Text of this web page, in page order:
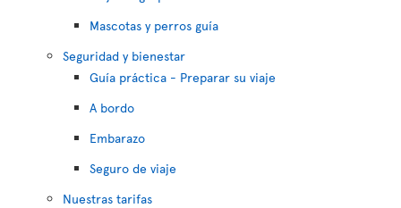
Mascotas y perros guía
Seguridad y bienestar
Guía práctica - Preparar su viaje
A bordo
Embarazo
Seguro de viaje
Nuestras tarifas